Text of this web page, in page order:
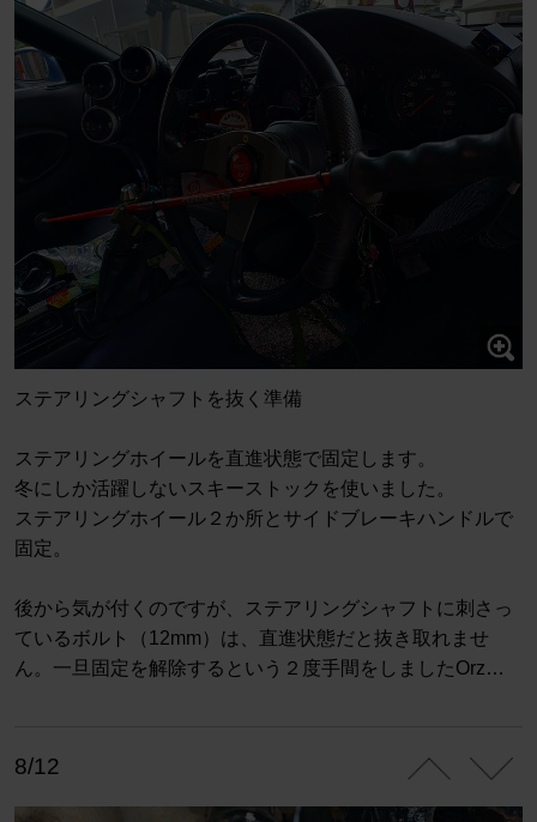
ステアリングシャフトを抜く準備
ステアリングホイールを直進状態で固定します。
冬にしか活躍しないスキーストックを使いました。
ステアリングホイール２か所とサイドブレーキハンドルで
固定。
後から気が付くのですが、ステアリングシャフトに刺さっ
ているボルト（12mm）は、直進状態だと抜き取れませ
ん。一旦固定を解除するという２度手間をしましたOrz…
8/12